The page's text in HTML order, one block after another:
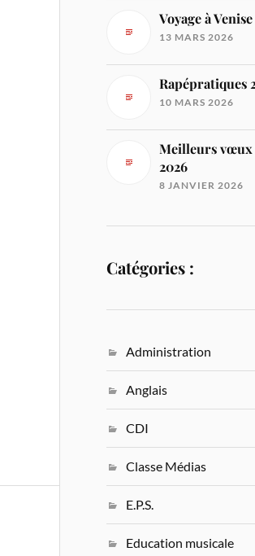
Voyage à
13 MARS 2026
Rapépratiques
10 MARS 2026
Meilleurs vœux
2026
8 JANVIER 2026
Catégories :
Administration
Anglais
CDI
Classe Médias
E.P.S.
Education musicale